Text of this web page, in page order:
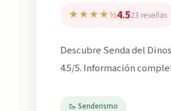
★★★★½4.523 reseñas
Descubre Senda del
4.5/5. Información
🥾 Senderismo